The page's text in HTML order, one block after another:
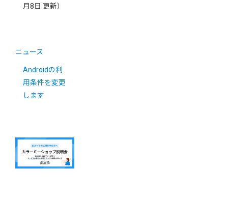
月8日 更新）
ニュース
Androidの利
用条件を変更
します